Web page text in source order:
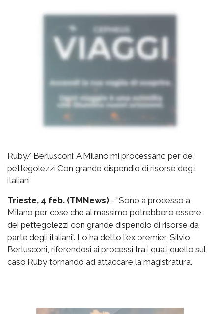
Ruby/ Berlusconi: A Milano mi processano per dei
pettegolezzi Con grande dispendio di risorse degli
italiani
Trieste, 4 feb. (TMNews) - "Sono a processo a
Milano per cose che al massimo potrebbero essere
dei pettegolezzi con grande dispendio di risorse da
parte degli italiani". Lo ha detto l'ex premier, Silvio
Berlusconi, riferendosi ai processi tra i quali quello sul
caso Ruby tornando ad attaccare la magistratura.